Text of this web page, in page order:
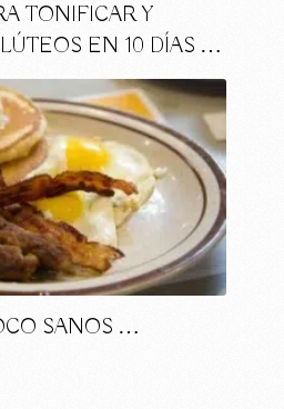
TONIFICAR Y
EN 10 DÍAS …
SANOS …